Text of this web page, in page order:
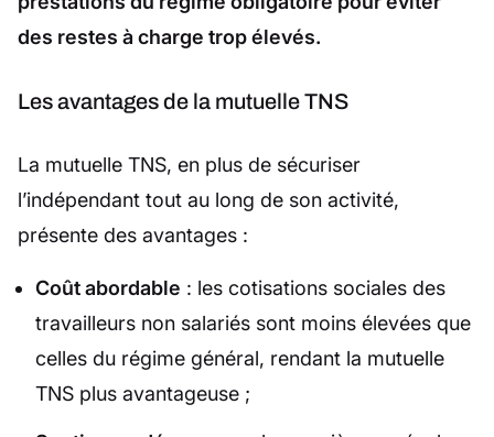
des restes à charge trop élevés.
Les avantages de la mutuelle TNS
La mutuelle TNS, en plus de sécuriser
l’indépendant tout au long de son activité,
présente des avantages :
Coût abordable : les cotisations sociales des
travailleurs non salariés sont moins élevées que
celles du régime général, rendant la mutuelle
TNS plus avantageuse ;